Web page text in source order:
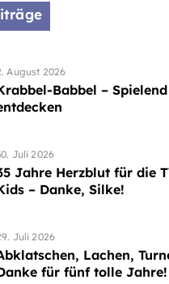
August 2026
Babbel –
Juli 2026
Jahre Herzblut für die
– Danke, Silke!
Juli 2026
Lachen,
für fünf tolle Jahre!